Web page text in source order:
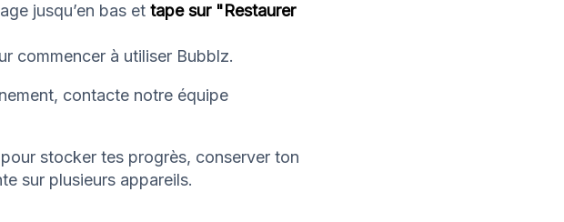
jusqu’en bas et tape sur "Restaurer
commencer à utiliser Bubblz.
contacte notre équipe
stocker tes progrès, conserver ton
sur plusieurs appareils.